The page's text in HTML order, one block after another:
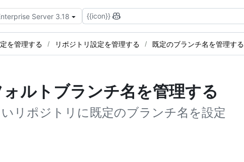
Server 3.18 {{icon}}
を管理する リポジトリ設定を管理する 既定のブランチ名を管理する
ルトブランチ名を管理する
リポジトリに既定のブランチ名を設定